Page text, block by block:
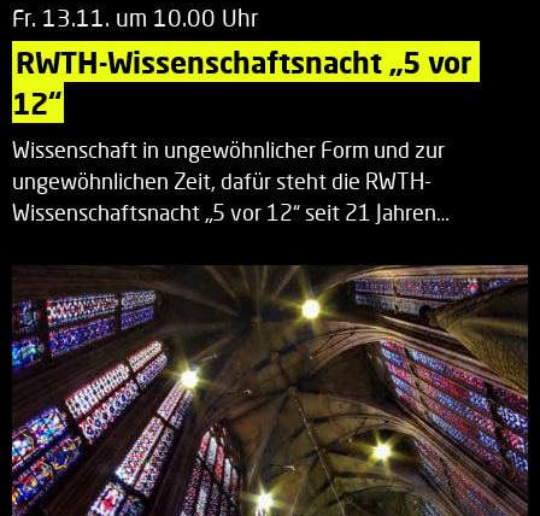
Fr. 13.11. um 10.00 Uhr
RWTH-Wissenschaftsnacht „5 vor
12“
Wissenschaft in ungewöhnlicher Form und zur
ungewöhnlichen Zeit, dafür steht die RWTH-
Wissenschaftsnacht „5 vor 12“ seit 21 Jahren…